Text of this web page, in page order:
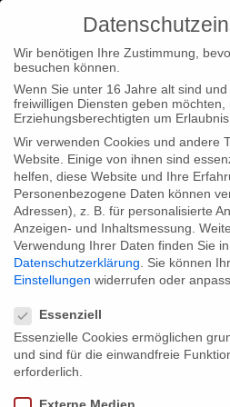
Home Typ|News Buchpremiere
Buchpremiere
Flieger – Mathias Rust und die
anzukündigen. Das Buch zur
Wir benötigen Ihre Zustimmung,
besuchen können.
Wenn Sie unter 16 Jahre alt sind
freiwilligen Diensten geben möchten,
Erziehungsberechtigten um
Wir verwenden Cookies und andere
Website. Einige von ihnen sind
helfen, diese Website und Ihre
Personenbezogene Daten können
Adressen), z. B. für personalisierte
Anzeigen- und Inhaltsmessung.
Verwendung Ihrer Daten finden Sie
Datenschutzerklärung
Sie können
Einstellungen widerrufen oder
Essenziell
Essenzielle Cookies ermöglichen
und sind für die einwandfreie
erforderlich.